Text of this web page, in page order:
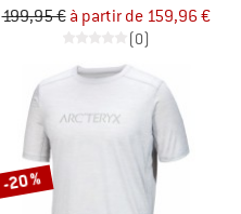
199,95 € à partir de 159,96 €
(0)
-20 %